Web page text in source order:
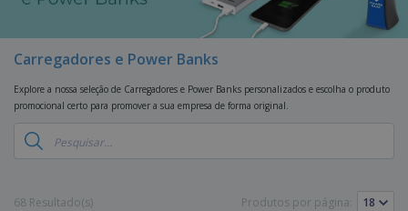
Carregadores e Power Banks
Explore a nossa seleção de Carregadores e Power Banks personalizados e escolha o produto
promocional certo para promover a sua empresa de forma original.
68 Resultado(s) Produtos por página: